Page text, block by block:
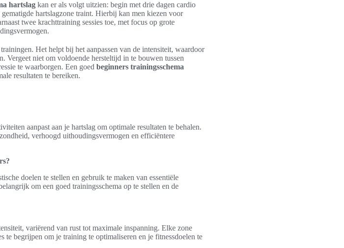
hartslag kan er als volgt uitzien: begin met drie dagen cardio
hartslagzone traint. Hierbij kan men kiezen voor
twee krachttraining sessies toe, met focus op grote
Het helpt bij het aanpassen van de intensiteit, waardoor
niet om voldoende hersteltijd in te bouwen tussen
te waarborgen. Een goed beginners trainingsschema
resultaten te bereiken.
aanpast aan je hartslag om optimale resultaten te behalen.
verhoogd uithoudingsvermogen en efficiëntere
doelen te stellen en gebruik te maken van essentiële
om een goed trainingsschema op te stellen en de
variërend van rust tot maximale inspanning. Elke zone
te begrijpen om je training te optimaliseren en je fitnessdoelen te